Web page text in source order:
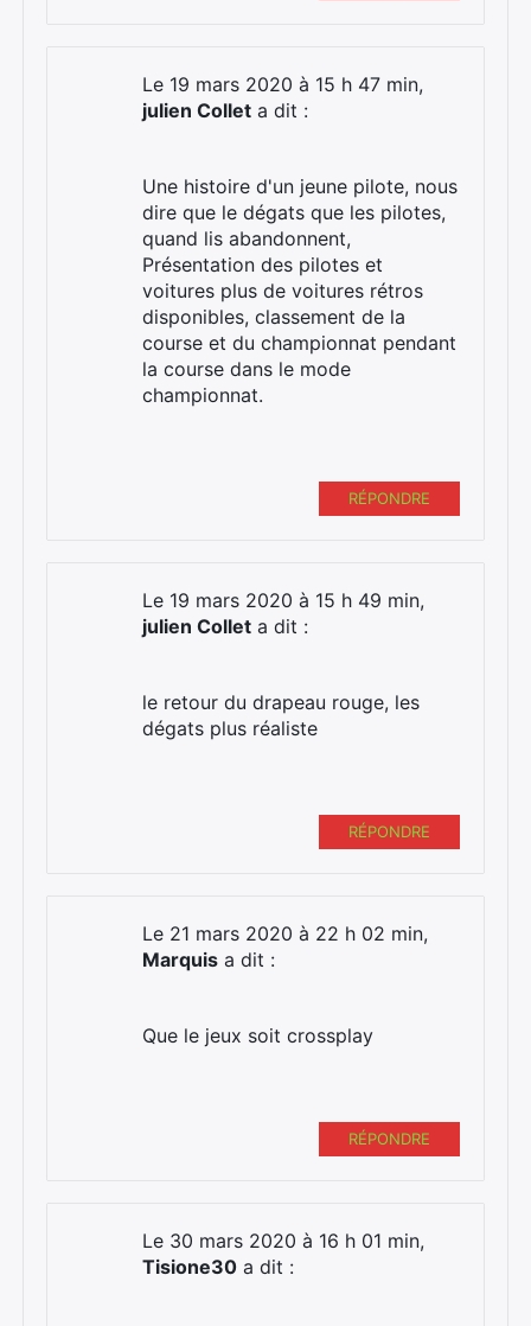
Le 19 mars 2020 à 15 h 47 min,
julien Collet a dit :
Une histoire d'un jeune pilote, nous
dire que le dégats que les pilotes,
quand lis abandonnent,
Présentation des pilotes et
voitures plus de voitures rétros
disponibles, classement de la
course et du championnat pendant
la course dans le mode
championnat.
RÉPONDRE
Le 19 mars 2020 à 15 h 49 min,
julien Collet a dit :
le retour du drapeau rouge, les
dégats plus réaliste
RÉPONDRE
Le 21 mars 2020 à 22 h 02 min,
Marquis a dit :
Que le jeux soit crossplay
RÉPONDRE
Le 30 mars 2020 à 16 h 01 min,
Tisione30 a dit :